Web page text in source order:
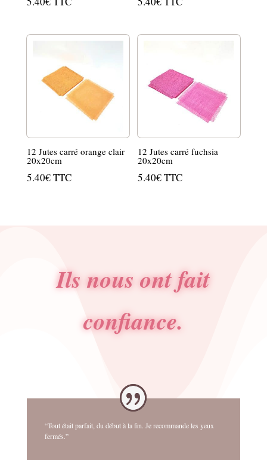
12 Jutes carré orange clair
20x20cm
5.40€TTC
12 Jutes carré fuchsia
20x20cm
5.40€TTC
Ils nous ont fait
confiance.
“Tout était parfait, du début à la fin. Je recommande les yeux
fermés.”